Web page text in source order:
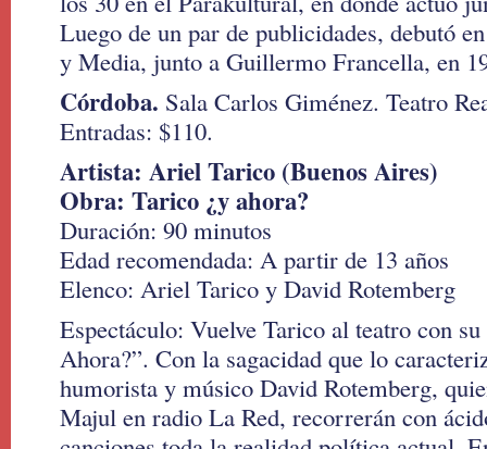
Luego de un par de publicidades, debutó
y Media, junto a Guillermo Francella, en
Córdoba. Sala Carlos Giménez. Teatro
Entradas: $110.
Artista: Ariel Tarico (Buenos Aires)
Obra: Tarico ¿y ahora?
Duración: 90 minutos
Edad recomendada: A partir de 13 años
Elenco: Ariel Tarico y David Rotemberg
Espectáculo: Vuelve Tarico al teatro con
Ahora?”. Con la sagacidad que lo
humorista y músico David Rotemberg,
Majul en radio La Red, recorrerán con